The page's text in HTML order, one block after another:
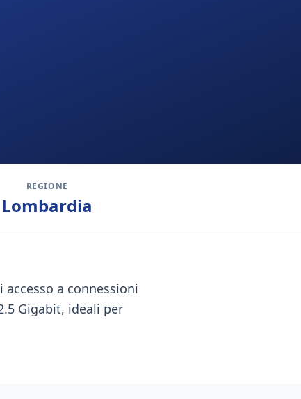
REGIONE
Lombardia
a connessioni
Gigabit, ideali per